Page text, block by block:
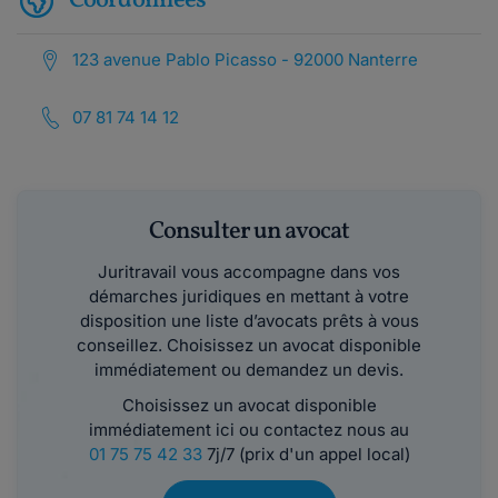
123 avenue Pablo Picasso - 92000 Nanterre
07 81 74 14 12
Consulter un avocat
Juritravail vous accompagne dans vos
démarches juridiques en mettant à votre
disposition une liste d’avocats prêts à vous
conseillez. Choisissez un avocat disponible
immédiatement ou demandez un devis.
Choisissez un avocat disponible
immédiatement ici ou contactez nous au
01 75 75 42 337j/7 (prix d'un appel local)